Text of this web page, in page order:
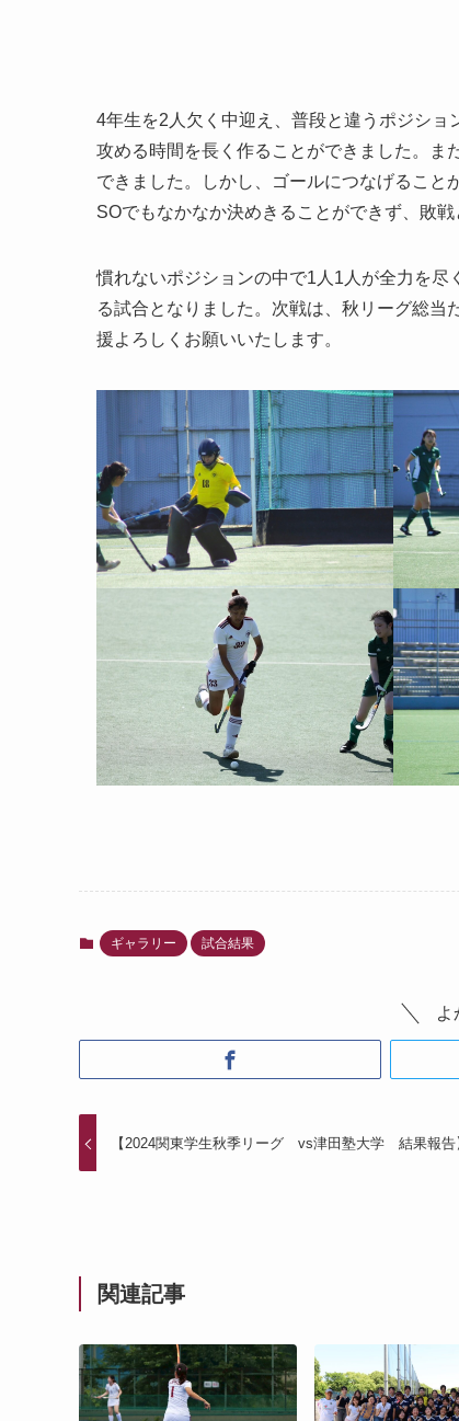
4年生を2人欠く中迎え、普段と違うポジシ
攻める時間を長く作ることができました。ま
できました。しかし、ゴールにつなげること
SOでもなかなか決めきることができず、敗戦
慣れないポジションの中で1人1人が全力を
る試合となりました。次戦は、秋リーグ総
援よろしくお願いいたします。
ギャラリー 試合結果
よ
【2024関東学生秋季リーグ vs津田塾大学 結果報告
関連記事